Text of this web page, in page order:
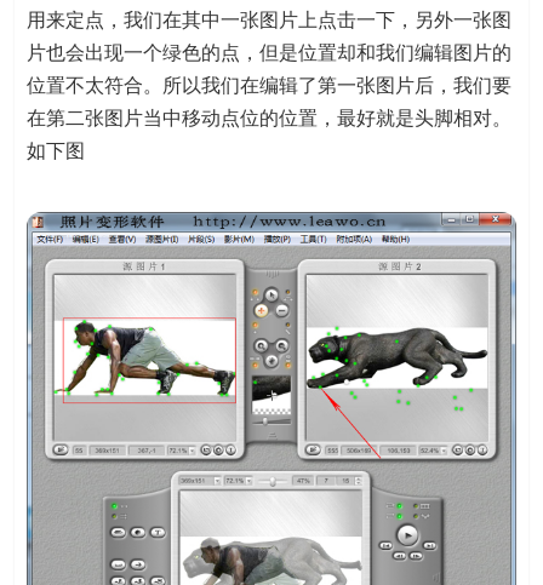
用来定点，我们在其中一张图片上点击一下，另外一张图
片也会出现一个绿色的点，但是位置却和我们编辑图片的
位置不太符合。所以我们在编辑了第一张图片后，我们要
在第二张图片当中移动点位的位置，最好就是头脚相对。
如下图